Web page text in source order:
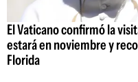
El Vaticano confirmó la
estará en noviembre y
Florida